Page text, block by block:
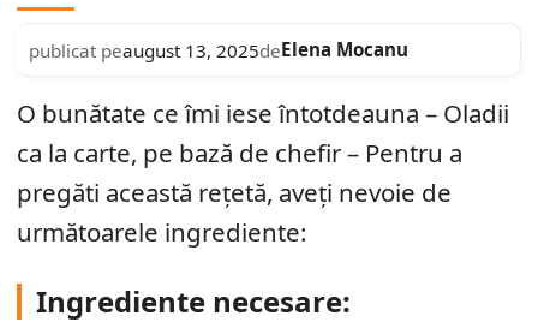
publicat peaugust 13, 2025deElena Mocanu
O bunătate ce îmi iese întotdeauna – Oladii
ca la carte, pe bază de chefir – Pentru a
pregăti această rețetă, aveți nevoie de
următoarele ingrediente:
Ingrediente necesare: